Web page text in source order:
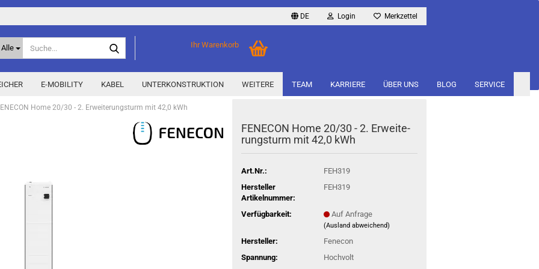
DE Login Merkzettel
Alle Ihr Warenkorb
E-MOBILITY KABEL UNTERKONSTRUKTION TEAM KARRIERE ÜBER UNS BLOG SERVICE
WEITERE
Home 20/30 - 2. Erweiterungsturm mit 42,0 kWh
FEN­E­CON Home 20/30 - 2. Er­wei­te­
rungs­turm mit 42,0 kWh
Art.Nr.:
FEH319
Hersteller
Artikelnummer:
FEH319
Verfügbarkeit: Auf Anfrage
(Ausland abweichend)
Hersteller:
Fenecon
Spannung:
Hochvolt